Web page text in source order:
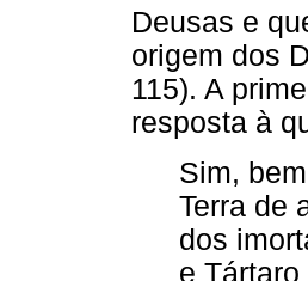
Deusas e
origem dos
115). A
resposta à
Sim,
Terra de
dos
e